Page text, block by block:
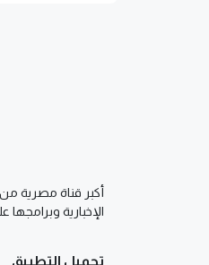
أكبر قناة مصرية
الإخبارية وبرامجها على
تحميل التطبيق